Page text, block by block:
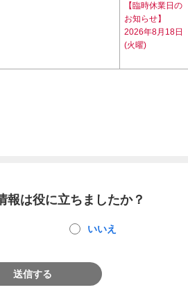
【臨時休業日の
お知らせ】
2026年8月18日
(火曜)
報は役に立ちましたか？
いいえ
送信する